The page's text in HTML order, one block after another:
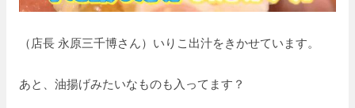
（店長 永原三千博さん）いりこ出汁をきかせています。
あと、油揚げみたいなものも入ってます？